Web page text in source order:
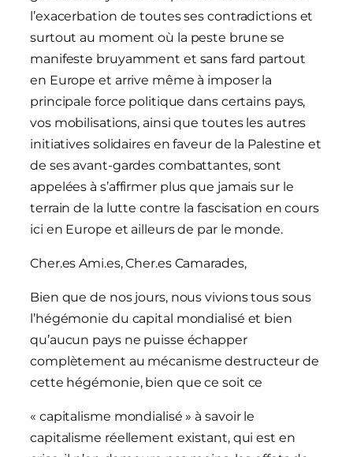
l’exacerbation de toutes ses contradictions et
surtout au moment où la peste brune se
manifeste bruyamment et sans fard partout
en Europe et arrive même à imposer la
principale force politique dans certains pays,
vos mobilisations, ainsi que toutes les autres
initiatives solidaires en faveur de la Palestine et
de ses avant-gardes combattantes, sont
appelées à s’affirmer plus que jamais sur le
terrain de la lutte contre la fascisation en cours
ici en Europe et ailleurs de par le monde.
Cher.es Ami.es, Cher.es Camarades,
Bien que de nos jours, nous vivions tous sous
l’hégémonie du capital mondialisé et bien
qu’aucun pays ne puisse échapper
complètement au mécanisme destructeur de
cette hégémonie, bien que ce soit ce
« capitalisme mondialisé » à savoir le
capitalisme réellement existant, qui est en